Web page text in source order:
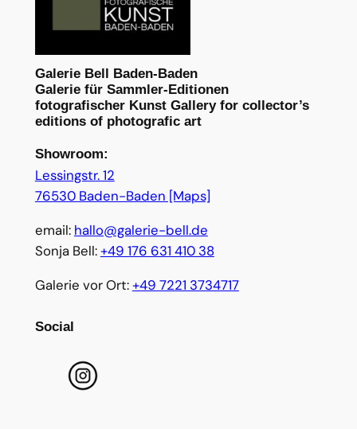
Galerie Bell Baden-Baden
Galerie für Sammler-Editionen
fotografischer Kunst Gallery for collector’s
editions of photografic art
Showroom:
Lessingstr. 12
76530 Baden-Baden [Maps]
email: hallo@galerie-bell.de
Sonja Bell:+49 176 631 410 38
Galerie vor Ort:+49 7221 3734717
Social